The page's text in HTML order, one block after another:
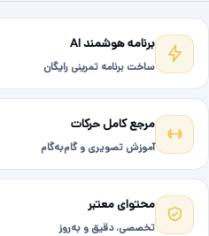
برنامه هوشمند AI
ساخت برنامه تمرینی رایگان
مرجع کامل حرکات
آموزش تصویری و گام‌به‌گام
محتوای معتبر
تخصصی، دقیق و به‌روز